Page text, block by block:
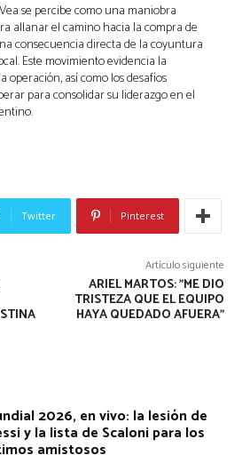
se percibe como una maniobra
allanar el camino hacia la compra de
consecuencia directa de la coyuntura
Este movimiento evidencia la
así como los desafíos
para consolidar su liderazgo en el
Twitter Pinterest
Artículo siguiente
ARIEL MARTOS: "ME DIO
TRISTEZA QUE EL EQUIPO
HAYA QUEDADO AFUERA"
2026, en vivo: la lesión de
y la lista de Scaloni para los